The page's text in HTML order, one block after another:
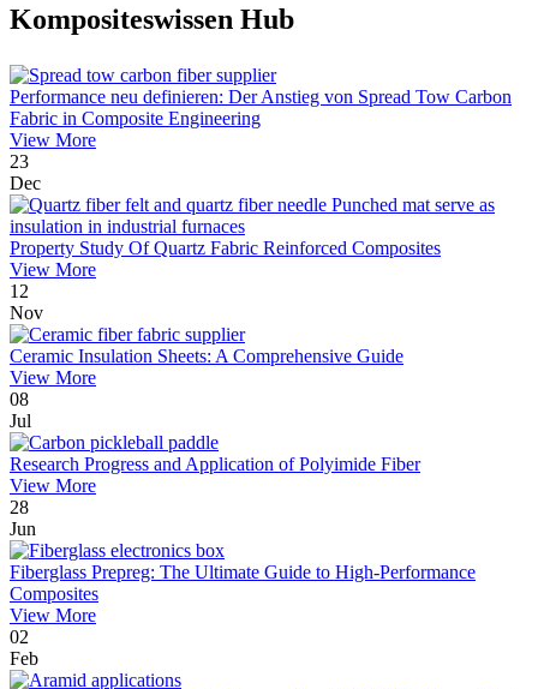
Kompositeswissen Hub
Performance neu definieren: Der Anstieg von Spread Tow Carbon
Fabric in Composite Engineering
View More
23
Dec
Property Study Of Quartz Fabric Reinforced Composites
View More
12
Nov
Ceramic Insulation Sheets: A Comprehensive Guide
View More
08
Jul
Research Progress and Application of Polyimide Fiber
View More
28
Jun
Fiberglass Prepreg: The Ultimate Guide to High-Performance
Composites
View More
02
Feb